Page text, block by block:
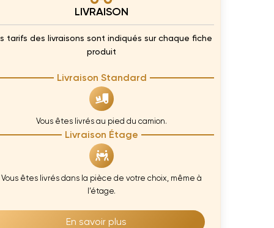
LIVRAISON
tarifs des livraisons sont indiqués sur chaque fiche
produit
Livraison Standard
Vous êtes livrés au pied du camion.
Livraison Étage
Vous êtes livrés dans la pièce de votre choix, même à
l’étage.
En savoir plus